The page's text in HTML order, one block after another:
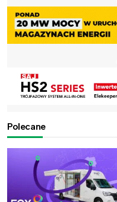
Polecane